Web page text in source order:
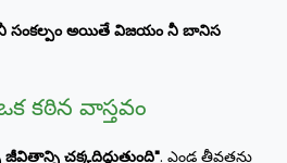
నీ సంకల్పం అయితే విజయం నీ బానిస
కఠిన వాస్తవం
చక్కదిద్దుతుంది". ఎండ తీవ్రతను